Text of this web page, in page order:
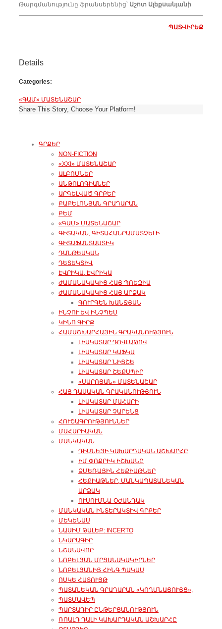
Թարգմանությունը ֆրանսերենից՝ Աշոտ Ալեքսանյանի
ՊԱՏՎԻՐԵՔ
Details
Categories:
«ԳԱՄ» ՄԱՏԵՆԱՇԱՐ
Share This Story, Choose Your Platform!
ԳՐՔԵՐ
NON-FICTION
«XXI» ՄԱՏԵՆԱՇԱՐ
ԱԼԲՈՄՆԵՐ
ԱՆԹՈԼՈԳԻԱՆԵՐ
ԱՐԳԵԼՎԱԾ ԳՐՔԵՐ
ԲԱԲԵԼՈՆՅԱՆ ԳՐԱԴԱՐԱՆ
ԲԵՄ
«ԳԱՄ» ՄԱՏԵՆԱՇԱՐ
ԳԻՏԱԿԱՆ, ԳԻՏԱՀԱՆՐԱՄԱՏՉԵԼԻ
ԳԻՏԱՖԱՆՏԱՍՏԻԿ
ԴԱՆԹԵԱԿԱՆ
ԴԵՏԵԿՏԻՎ
ԷՎՐԻԿԱ, ԷՎՐԻԿԱ
ԺԱՄԱՆԱԿԱԿԻՑ ՀԱՅ ՊՈԵԶԻԱ
ԺԱՄԱՆԱԿԱԿԻՑ ՀԱՅ ԱՐՁԱԿ
ԳՈՒՐԳԵՆ ԽԱՆՋՅԱՆ
ԻՆՉՈՒ ԵՎ ԻՆՉՊԵՍ
ԿԻՆՈ ԳԻՐՔ
ՀԱՄԱՇԽԱՐՀԱՅԻՆ ԳՐԱԿԱՆՈՒԹՅՈՒՆ
ԼԻԱԿԱՏԱՐ ԴՈՎԼԱԹՈՎ
ԼԻԱԿԱՏԱՐ ԿԱՖԿԱ
ԼԻԱԿԱՏԱՐ ՆԻՑՇԵ
ԼԻԱԿԱՏԱՐ ՇԵՔՍՊԻՐ
«ՍԱՐՈՅԱՆ» ՄԱՏԵՆԱՇԱՐ
ՀԱՅ ԴԱՍԱԿԱՆ ԳՐԱԿԱՆՈՒԹՅՈՒՆ
ԼԻԱԿԱՏԱՐ ՄԱՀԱՐԻ
ԼԻԱԿԱՏԱՐ ՉԱՐԵՆՑ
ՀՈՒՇԱԳՐՈՒԹՅՈՒՆՆԵՐ
ՄԱՀԱՐԻԱԿԱՆ
ՄԱՆԿԱԿԱՆ
ԴԻՍՆԵՅԻ ԿԱԽԱՐԴԱԿԱՆ ԱՇԽԱՐՀԸ
ԻՄ ՓՈՔՐԻԿ ԻՇԽԱՆԸ
ՁՄԵՌԱՅԻՆ ՀԵՔԻԱԹՆԵՐ
ՀԵՔԻԱԹՆԵՐ, ՄԱՆԿԱՊԱՏԱՆԵԿԱՆ
ԱՐՁԱԿ
ՈՒՍՈՒՄՆԱ-ՕԺԱՆԴԱԿ
ՄԱՆԿԱԿԱՆ ԻՆՏԵՐԱԿՏԻՎ ԳՐՔԵՐ
ՄԵԿԵՆԱՍ
ՆԱՍԻՄ ԹԱԼԵԲ: INCERTO
ՆԿԱՐԱԳԻՐ
ՆՇԱՆԱՎՈՐ
ՆՈԲԵԼՅԱՆ ՄՐՑԱՆԱԿԱԿԻՐՆԵՐ
ՆՈԲԵԼՅԱՆԻՑ ՀԻՆԳ ՊԱԿԱՍ
ՈՍԿԵ ՀԱՏՈՒՅԹ
ՊԱՏԱՆԵԿԱՆ ԳՐԱԴԱՐԱՆ «ԿՈՂՄՆԱՑՈՒՅՑ»,
ՊԱՏՄԱՎԵՊ
ՊԱՐՏԱԴԻՐ ԸՆԹԵՐՑԱՆՈՒԹՅՈՒՆ
ՌՈԱԼԴ ԴԱԼԻ ԿԱԽԱՐԴԱԿԱՆ ԱՇԽԱՐՀԸ